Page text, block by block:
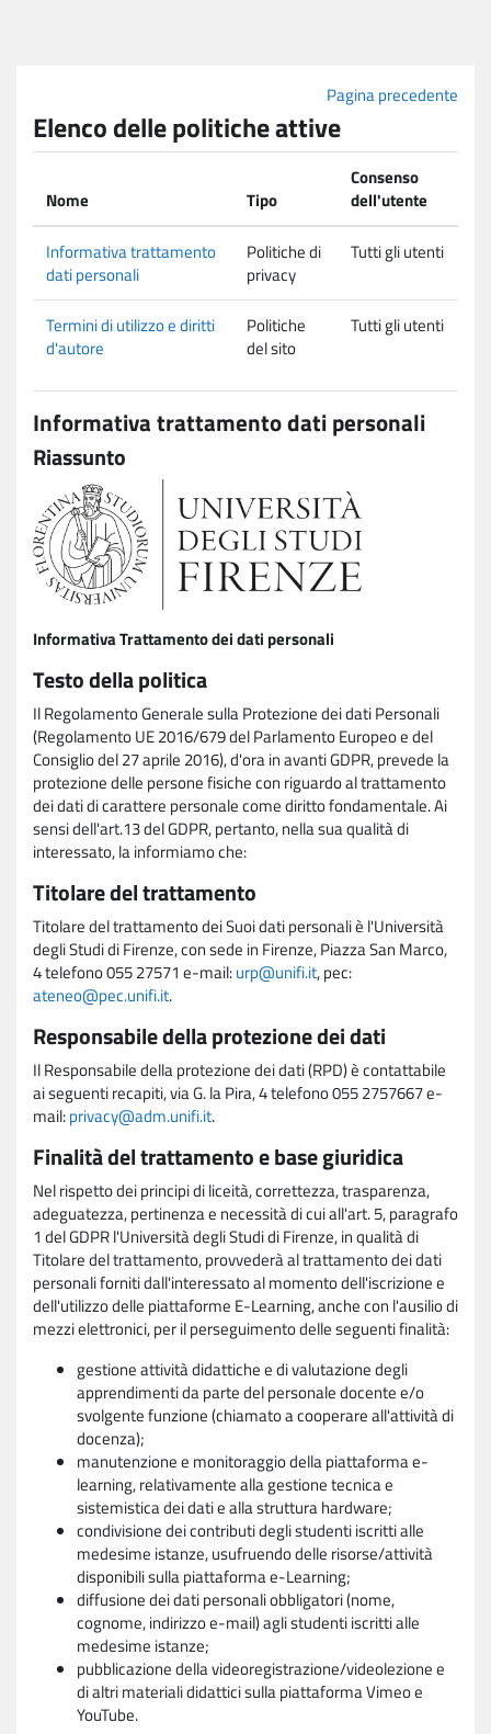
Pagina precedente
Elenco delle politiche attive
Nome Tipo
Consenso
dell'utente
Informativa trattamento
dati personali
Politiche di
privacy
Tutti gli utenti
Termini di utilizzo e diritti
d'autore
Politiche
del sito
Tutti gli utenti
Informativa trattamento dati personali
Riassunto
Informativa Trattamento dei dati personali
Testo della politica
Il Regolamento Generale sulla Protezione dei dati Personali
(Regolamento UE 2016/679 del Parlamento Europeo e del
Consiglio del 27 aprile 2016), d'ora in avanti GDPR, prevede la
protezione delle persone fisiche con riguardo al trattamento
dei dati di carattere personale come diritto fondamentale. Ai
sensi dell'art.13 del GDPR, pertanto, nella sua qualità di
interessato, la informiamo che:
Titolare del trattamento
Titolare del trattamento dei Suoi dati personali è l'Università
degli Studi di Firenze, con sede in Firenze, Piazza San Marco,
4 telefono 055 27571 e-mail:urp@unifi.it, pec:
ateneo@pec.unifi.it.
Responsabile della protezione dei dati
Il Responsabile della protezione dei dati (RPD) è contattabile
ai seguenti recapiti, via G. la Pira, 4 telefono 055 2757667 e-
mail:privacy@adm.unifi.it.
Finalità del trattamento e base giuridica
Nel rispetto dei principi di liceità, correttezza, trasparenza,
adeguatezza, pertinenza e necessità di cui all'art. 5, paragrafo
1 del GDPR l'Università degli Studi di Firenze, in qualità di
Titolare del trattamento, provvederà al trattamento dei dati
personali forniti dall'interessato al momento dell'iscrizione e
dell'utilizzo delle piattaforme E-Learning, anche con l'ausilio di
mezzi elettronici, per il perseguimento delle seguenti finalità:
gestione attività didattiche e di valutazione degli
apprendimenti da parte del personale docente e/o
svolgente funzione (chiamato a cooperare all'attività di
docenza);
manutenzione e monitoraggio della piattaforma e-
learning, relativamente alla gestione tecnica e
sistemistica dei dati e alla struttura hardware;
condivisione dei contributi degli studenti iscritti alle
medesime istanze, usufruendo delle risorse/attività
disponibili sulla piattaforma e-Learning;
diffusione dei dati personali obbligatori (nome,
cognome, indirizzo e-mail) agli studenti iscritti alle
medesime istanze;
pubblicazione della videoregistrazione/videolezione e
di altri materiali didattici sulla piattaforma Vimeo e
YouTube.